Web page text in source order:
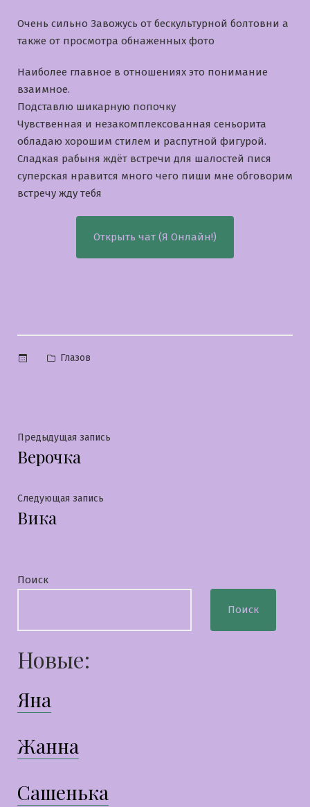
Очень сильно Завожусь от бескультурной болтовни а
также от просмотра обнаженных фото
Наиболее главное в отношениях это понимание
взаимное.
Подставлю шикарную попочку
Чувственная и незакомплексованная сеньорита
обладаю хорошим стилем и распутной фигурой.
Сладкая рабыня ждёт встречи для шалостей пися
суперская нравится много чего пиши мне обговорим
встречу жду тебя
Открыть чат (Я Онлайн!)
Опубликовано
Глазов
Навигация
по
записям
Предыдущая запись
Верочка
Следующая запись
Вика
Поиск
Поиск
Новые:
Яна
Жанна
Сашенька